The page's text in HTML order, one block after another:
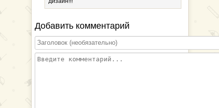
Добавить комментарий